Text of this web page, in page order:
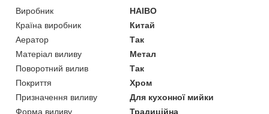
Виробник
HAIBO
Країна виробник
Китай
Аератор
Так
Матеріал виливу
Метал
Поворотний вилив
Так
Покриття
Хром
Призначення виливу
Для кухонної мийки
Форма виливу
Традиційна